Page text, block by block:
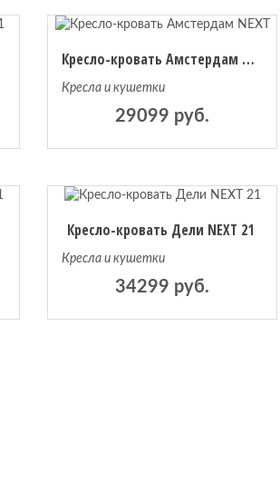
Кресло-кровать Амстердам NEXT
Кресла и кушетки
29099 руб.
Кресло-кровать Дели NEXT 21
Кресла и кушетки
34299 руб.